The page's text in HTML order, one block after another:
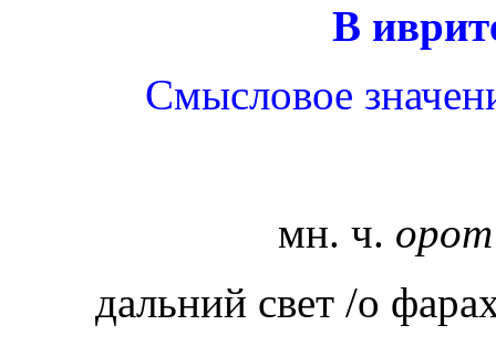
В
Смысловое
мн. ч.
дальний свет /о